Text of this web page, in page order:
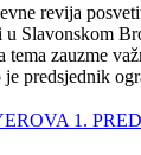
revija
Slavonskom
zauzme
predsjednik